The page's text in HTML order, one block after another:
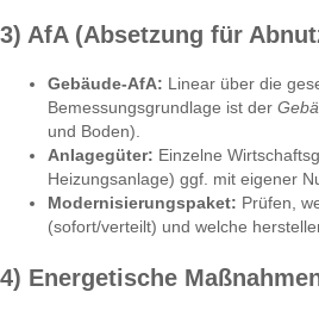
3) AfA (Absetzung für
Gebäude-AfA: Linear über die
Bemessungsgrundlage ist der
und Boden).
Anlagegüter: Einzelne
Heizungsanlage) ggf. mit eigener
Modernisierungspaket: Prüfen,
(sofort/verteilt) und welche
4) Energetische